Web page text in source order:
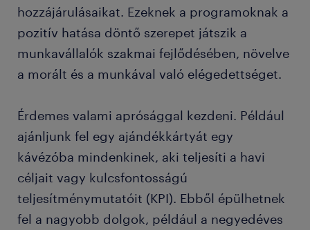
hozzájárulásaikat. Ezeknek a programoknak a
pozitív hatása döntő szerepet játszik a
munkavállalók szakmai fejlődésében, növelve
a morált és a munkával való elégedettséget.
Érdemes valami aprósággal kezdeni. Például
ajánljunk fel egy ajándékkártyát egy
kávézóba mindenkinek, aki teljesíti a havi
céljait vagy kulcsfontosságú
teljesítménymutatóit (KPI). Ebből épülhetnek
fel a nagyobb dolgok, például a negyedéves